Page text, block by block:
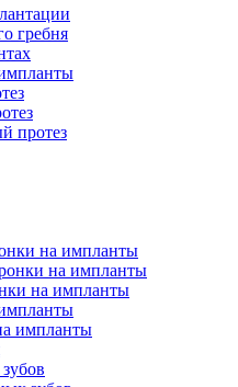
гребня
протез
на импланты
на импланты
на импланты
импланты